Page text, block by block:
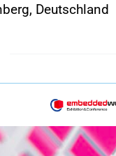
Deutschland